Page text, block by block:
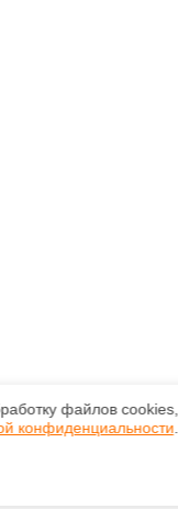
файлов
конфиденциальности.